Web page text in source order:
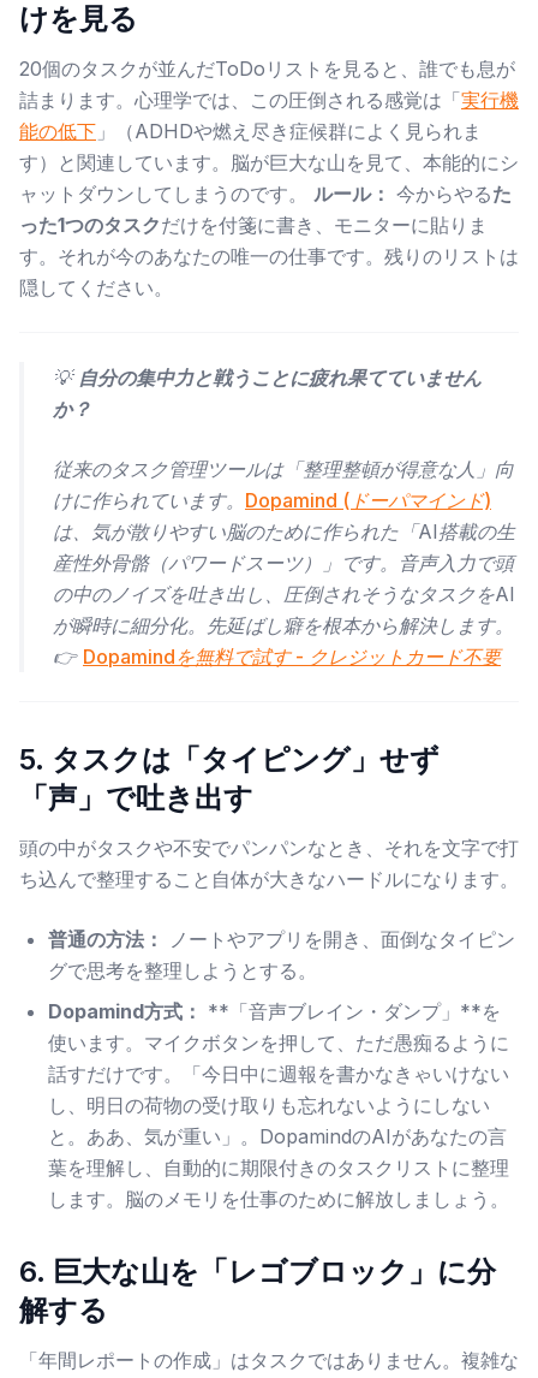
けを見る
20個のタスクが並んだToDoリストを見ると、誰でも息が
詰まります。心理学では、この圧倒される感覚は「実行機
能の低下 」（ADHDや燃え尽き症候群によく見られま
す）と関連しています。脳が巨大な山を見て、本能的にシ
ャットダウンしてしまうのです。 ルール： 今からやるた
った1つのタスクだけを付箋に書き、モニターに貼りま
す。それが今のあなたの唯一の仕事です。残りのリストは
隠してください。
💡 自分の集中力と戦うことに疲れ果てていません
か？
従来のタスク管理ツールは「整理整頓が得意な人」向
けに作られています。 Dopamind (ドーパマインド)
は、気が散りやすい脳のために作られた「AI搭載の生
産性外骨骼（パワードスーツ）」です。音声入力で頭
の中のノイズを吐き出し、圧倒されそうなタスクをAI
が瞬時に細分化。先延ばし癖を根本から解決します。
👉 Dopamindを無料で試す - クレジットカード不要
5. タスクは「タイピング」せず
「声」で吐き出す
頭の中がタスクや不安でパンパンなとき、それを文字で打
ち込んで整理すること自体が大きなハードルになります。
普通の方法：
ノートやアプリを開き、面倒なタイピン
グで思考を整理しようとする。
Dopamind方式： **「音声ブレイン・ダンプ」**を
使います。マイクボタンを押して、ただ愚痴るように
話すだけです。「今日中に週報を書かなきゃいけない
し、明日の荷物の受け取りも忘れないようにしない
と。ああ、気が重い」。DopamindのAIがあなたの言
葉を理解し、自動的に期限付きのタスクリストに整理
します。脳のメモリを仕事のために解放しましょう。
6. 巨大な山を「レゴブロック」に分
解する
「年間レポートの作成」はタスクではありません。複雑な